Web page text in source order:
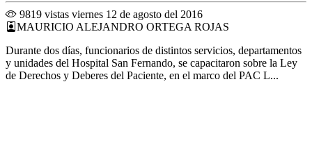
9819 vistas viernes 12 de agosto del 2016
MAURICIO ALEJANDRO ORTEGA ROJAS
Durante dos días, funcionarios de distintos servicios, departamentos
y unidades del Hospital San Fernando, se capacitaron sobre la Ley
de Derechos y Deberes del Paciente, en el marco del PAC L...